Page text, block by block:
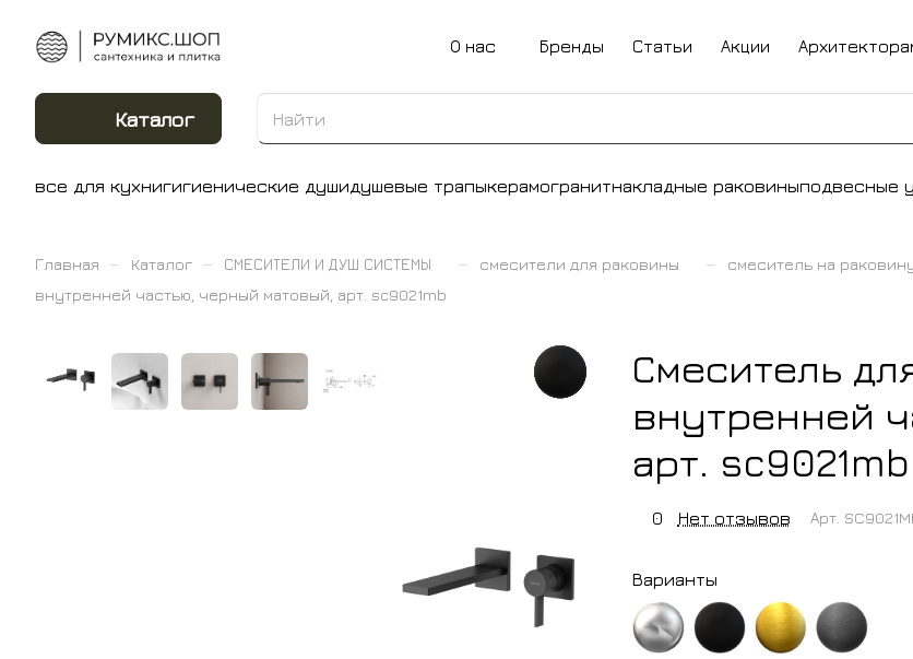
О нас Бренды Статьи Акции
Каталог
все для кухнигигиенические душидушевые трапыкерамогранитнакладные раковиныподвесные
Главная – Каталог – СМЕСИТЕЛИ И ДУШ СИСТЕМЫ – смесители для раковины – смеситель на
внутренней частью, черный матовый, арт. sc9021mb
Смеситель
внутренней
арт. sc9021mb
0 Нет отзывов Арт.
Варианты